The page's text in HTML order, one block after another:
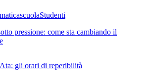
scuolaStudenti
pressione: come sta cambiando il
gli orari di reperibilità